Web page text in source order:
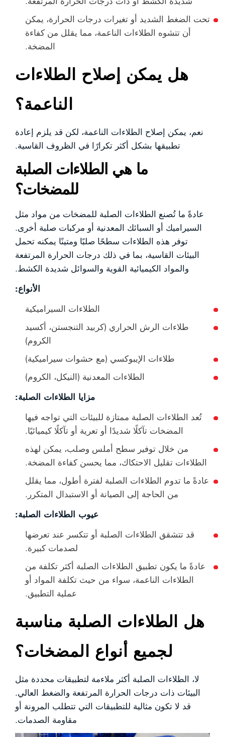
تحت الضغط الشديد أو تغيرات درجات الحرارة، يمكن
أن تتشوه الطلاءات الناعمة، مما يقلل من كفاءة
المضخة.
هل يمكن إصلاح الطلاءات
الناعمة؟
نعم، يمكن إصلاح الطلاءات الناعمة، لكن قد يلزم إعادة
تطبيقها بشكل أكثر تكرارًا في الظروف القاسية.
ما هي الطلاءات الصلبة
للمضخات؟
عادةً ما تُصنع الطلاءات الصلبة للمضخات من مواد مثل
السيراميك أو السبائك المعدنية أو مركبات صلبة أخرى.
توفر هذه الطلاءات سطحًا صلبًا ومتينًا يمكنه تحمل
البيئات القاسية، بما في ذلك درجات الحرارة المرتفعة
والمواد الكيميائية القوية والسوائل شديدة الكشط.
الأنواع:
الطلاءات السيراميكية
طلاءات الرش الحراري (كربيد التنجستن، أكسيد
الكروم)
طلاءات الإيبوكسي (مع حشوات سيراميكية)
الطلاءات المعدنية (النيكل، الكروم)
مزايا الطلاءات الصلبة:
تُعد الطلاءات الصلبة ممتازة للبيئات التي تواجه فيها
المضخات تآكلًا شديدًا أو تعرية أو تآكلًا كيميائيًا.
من خلال توفير سطح أملس وصلب، يمكن لهذه
الطلاءات تقليل الاحتكاك، مما يحسن كفاءة المضخة.
عادةً ما تدوم الطلاءات الصلبة لفترة أطول، مما يقلل
من الحاجة إلى الصيانة أو الاستبدال المتكرر.
عيوب الطلاءات الصلبة:
قد تتشقق الطلاءات الصلبة أو تتكسر عند تعرضها
لصدمات كبيرة.
عادةً ما يكون تطبيق الطلاءات الصلبة أكثر تكلفة من
الطلاءات الناعمة، سواء من حيث تكلفة المواد أو
عملية التطبيق.
هل الطلاءات الصلبة مناسبة
لجميع أنواع المضخات؟
لا، الطلاءات الصلبة أكثر ملاءمة لتطبيقات محددة مثل
البيئات ذات درجات الحرارة المرتفعة والضغط العالي.
قد لا تكون مثالية للتطبيقات التي تتطلب المرونة أو
مقاومة الصدمات.